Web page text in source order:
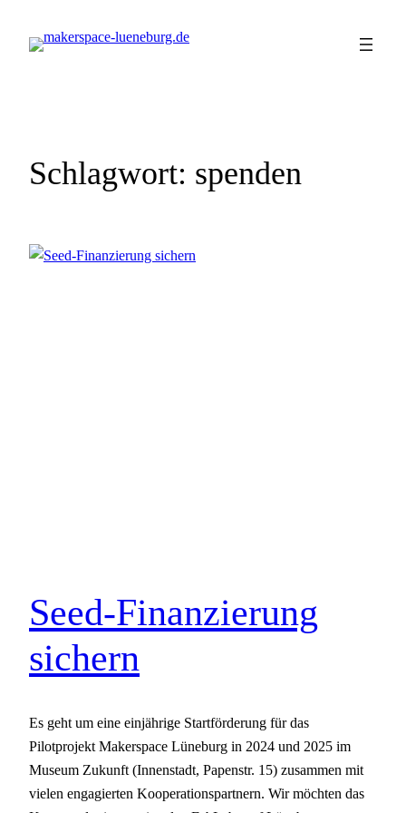
Inhalt
Schlagwort: spenden
Seed-Finanzierung
sichern
Es geht um eine einjährige Startförderung für das
Pilotprojekt Makerspace Lüneburg in 2024 und 2025 im
Museum Zukunft (Innenstadt, Papenstr. 15) zusammen mit
vielen engagierten Kooperationspartnern. Wir möchten das